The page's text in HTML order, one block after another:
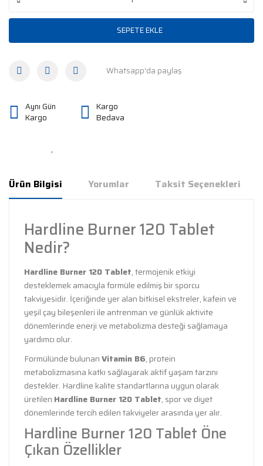
SEPETE EKLE
Whatsapp'da paylaş
Aynı Gün
Kargo
Kargo
Bedava
Ürün Bilgisi Yorumlar Taksit Seçenekleri
Hardline Burner 120 Tablet
Nedir?
Hardline Burner 120 Tablet, termojenik etkiyi
desteklemek amacıyla formüle edilmiş bir sporcu
takviyesidir. İçeriğinde yer alan bitkisel ekstreler, kafein ve
yeşil çay bileşenleri ile antrenman ve günlük aktivite
dönemlerinde enerji ve metabolizma desteği sağlamaya
yardımcı olur.
Formülünde bulunanVitamin B6, protein
metabolizmasına katkı sağlayarak aktif yaşam tarzını
destekler. Hardline kalite standartlarına uygun olarak
üretilen Hardline Burner 120 Tablet, spor ve diyet
dönemlerinde tercih edilen takviyeler arasında yer alır.
Hardline Burner 120 Tablet Öne
Çıkan Özellikler